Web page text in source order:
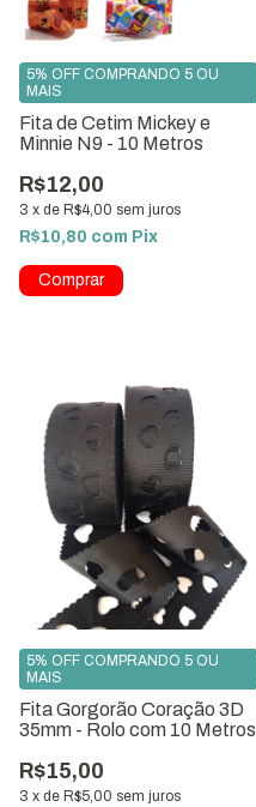
Fita de Cetim Mickey e
Minnie N9 - 10 Metros
R$12,00
3 x de R$4,00 sem juros
5% OFF COMPRANDO 5 OU
MAIS
R$10,80 com Pix
Comprar
Fita Gorgorão Coração 3D
35mm - Rolo com 10 Metros
R$15,00
3 x de R$5,00 sem juros
5% OFF COMPRANDO 5 OU
MAIS